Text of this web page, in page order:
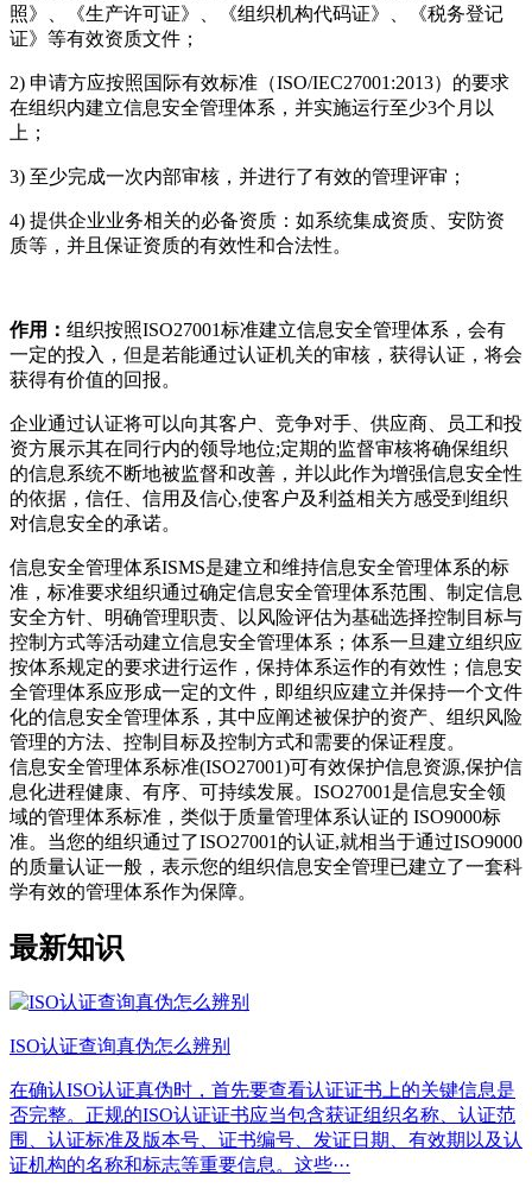
照》、《生产许可证》、《组织机构代码证》、《税务登记
证》等有效资质文件；
2) 申请方应按照国际有效标准（ISO/IEC27001:2013）的要求
在组织内建立信息安全管理体系，并实施运行至少3个月以
上；
3) 至少完成一次内部审核，并进行了有效的管理评审；
4) 提供企业业务相关的必备资质：如系统集成资质、安防资
质等，并且保证资质的有效性和合法性。
作用： 组织按照ISO27001标准建立信息安全管理体系，会有
一定的投入，但是若能通过认证机关的审核，获得认证，将会
获得有价值的回报。
企业通过认证将可以向其客户、竞争对手、供应商、员工和投
资方展示其在同行内的领导地位;定期的监督审核将确保组织
的信息系统不断地被监督和改善，并以此作为增强信息安全性
的依据，信任、信用及信心,使客户及利益相关方感受到组织
对信息安全的承诺。
信息安全管理体系ISMS是建立和维持信息安全管理体系的标
准，标准要求组织通过确定信息安全管理体系范围、制定信息
安全方针、明确管理职责、以风险评估为基础选择控制目标与
控制方式等活动建立信息安全管理体系；体系一旦建立组织应
按体系规定的要求进行运作，保持体系运作的有效性；信息安
全管理体系应形成一定的文件，即组织应建立并保持一个文件
化的信息安全管理体系，其中应阐述被保护的资产、组织风险
管理的方法、控制目标及控制方式和需要的保证程度。
信息安全管理体系标准(ISO27001)可有效保护信息资源,保护信
息化进程健康、有序、可持续发展。ISO27001是信息安全领
域的管理体系标准，类似于质量管理体系认证的 ISO9000标
准。当您的组织通过了ISO27001的认证,就相当于通过ISO9000
的质量认证一般，表示您的组织信息安全管理已建立了一套科
学有效的管理体系作为保障。
最新知识
ISO认证查询真伪怎么辨别
在确认ISO认证真伪时，首先要查看认证证书上的关键信息是
否完整。正规的ISO认证证书应当包含获证组织名称、认证范
围、认证标准及版本号、证书编号、发证日期、有效期以及认
证机构的名称和标志等重要信息。这些···